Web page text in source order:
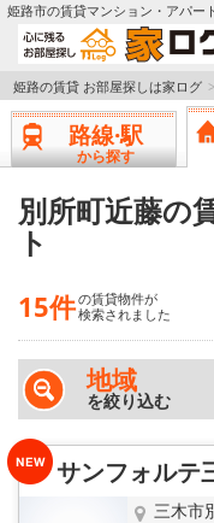
姫路市の賃貸マンション・アパー
TOPページ
新築物件
ペットOK物件
戸建物件
保証人不要物件
初期費用リーズナブル
路線·駅から探す
姫路の賃貸 お部屋探しは家ログ
路線·駅
から探す
別所町近藤の
ト
15件の賃貸物件が
検索されました
地域
を絞り込む
サンフォルテ
三木市